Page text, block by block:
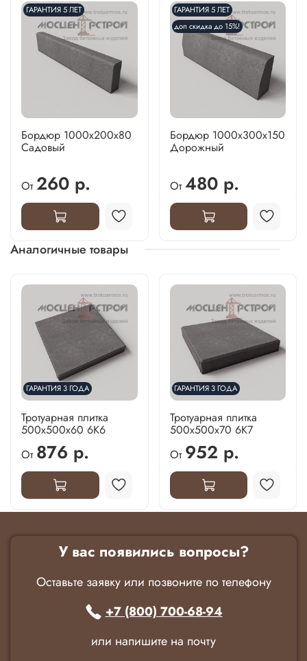
ГАРАНТИЯ 5 ЛЕТ
Бордюр 1000х200х80
Садовый
От 260 р.
ГАРАНТИЯ 5 ЛЕТ
доп скидка до 15%!
Бордюр 1000х300х150
Дорожный
От 480 р.
Аналогичные товары
ГАРАНТИЯ 3 ГОДА
Тротуарная плитка
500х500х60 6К6
От 876 р.
ГАРАНТИЯ 3 ГОДА
Тротуарная плитка
500х500х70 6К7
От 952 р.
У вас появились вопросы?
Оставьте заявку или позвоните по телефону
+7 (800) 700-68-94
или напишите на почту